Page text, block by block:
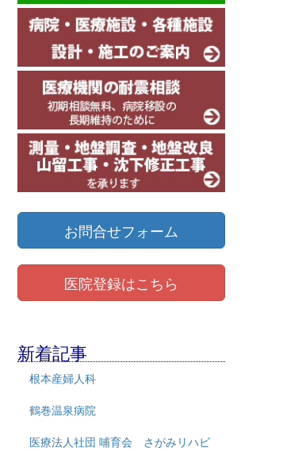
お問合せフォーム
医院登録はこちら
新着記事
根本産婦人科
鶴巻温泉病院
医療法人社団 哺育会 さがみリハビ